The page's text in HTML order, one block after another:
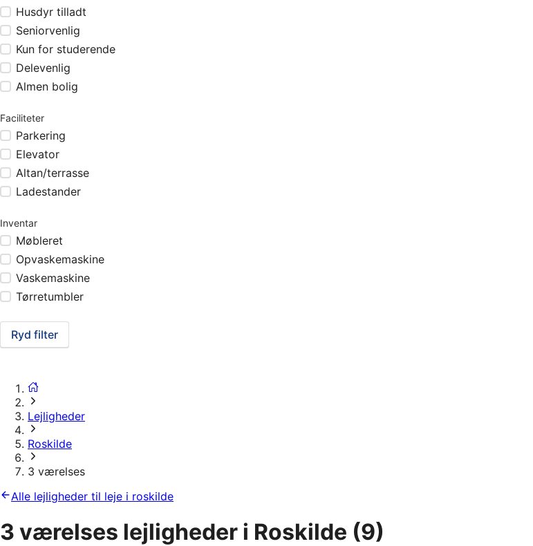
Husdyr tilladt
Seniorvenlig
Kun for studerende
Delevenlig
Almen bolig
Faciliteter
Parkering
Elevator
Altan/terrasse
Ladestander
Inventar
Møbleret
Opvaskemaskine
Vaskemaskine
Tørretumbler
Ryd filter
Lejligheder
Roskilde
3 værelses
Alle lejligheder til leje i roskilde
3 værelses lejligheder i Roskilde (9)